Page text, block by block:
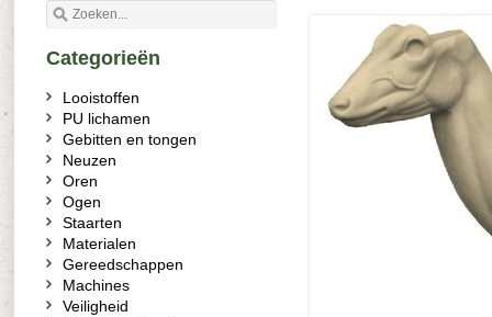
Categorieën
Looistoffen
PU lichamen
Gebitten en tongen
Neuzen
Oren
Ogen
Staarten
Materialen
Gereedschappen
Machines
Veiligheid